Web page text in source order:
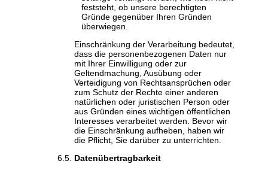
feststeht, ob unsere berechtigten
Gründe gegenüber Ihren Gründen
überwiegen.
Einschränkung der Verarbeitung bedeutet,
dass die personenbezogenen Daten nur
mit Ihrer Einwilligung oder zur
Geltendmachung, Ausübung oder
Verteidigung von Rechtsansprüchen oder
zum Schutz der Rechte einer anderen
natürlichen oder juristischen Person oder
aus Gründen eines wichtigen öffentlichen
Interesses verarbeitet werden. Bevor wir
die Einschränkung aufheben, haben wir
die Pflicht, Sie darüber zu unterrichten.
Datenübertragbarkeit